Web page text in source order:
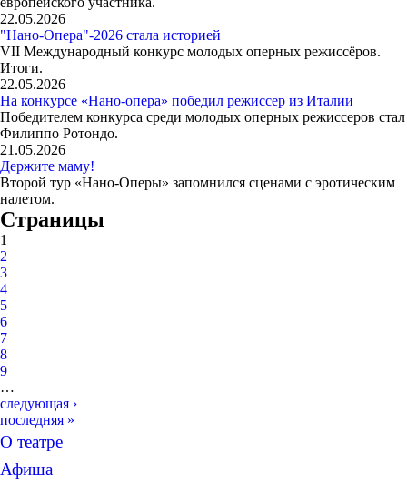
22.05.2026
"Нано-Опера"-2026 стала историей
VII Международный конкурс молодых оперных режиссёров.
Итоги.
22.05.2026
На конкурсе «Нано-опера» победил режиссер из Италии
Победителем конкурса среди молодых оперных режиссеров стал
Филиппо Ротондо.
21.05.2026
Держите маму!
Второй тур «Нано-Оперы» запомнился сценами с эротическим
налетом.
Страницы
1
2
3
4
5
6
7
8
9
…
следующая ›
последняя »
О театре
Афиша